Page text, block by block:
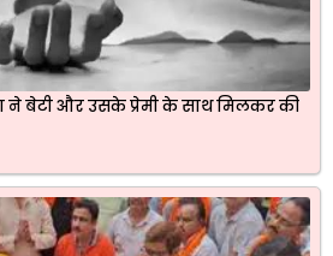
ने बेटी और उसके प्रेमी के साथ मिलकर की